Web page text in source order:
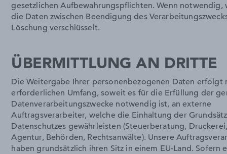
gesetzlichen Aufbewahrungspflichten. Wenn notwendig,
die Daten zwischen Beendigung des
Löschung verschlüsselt.
ÜBERMITTLUNG AN DRITTE
Die Weitergabe Ihrer personenbezogenen Daten erfolgt
erforderlichen Umfang, soweit es für die Erfüllung der
Datenverarbeitungszwecke notwendig ist, an externe
Auftragsverarbeiter, welche die Einhaltung der
Datenschutzes gewährleisten (Steuerberatung,
Agentur, Behörden, Rechtsanwälte). Unsere
haben grundsätzlich ihren Sitz in einem EU-Land. Sofern